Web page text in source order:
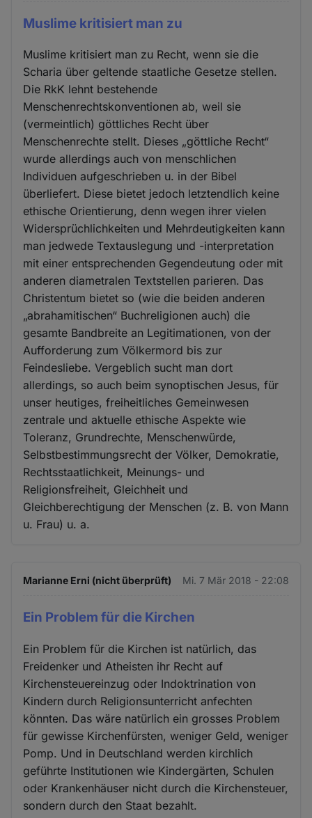
Muslime kritisiert man zu
Muslime kritisiert man zu Recht, wenn sie die
Scharia über geltende staatliche Gesetze stellen.
Die RkK lehnt bestehende
Menschenrechtskonventionen ab, weil sie
(vermeintlich) göttliches Recht über
Menschenrechte stellt. Dieses „göttliche Recht“
wurde allerdings auch von menschlichen
Individuen aufgeschrieben u. in der Bibel
überliefert. Diese bietet jedoch letztendlich keine
ethische Orientierung, denn wegen ihrer vielen
Widersprüchlichkeiten und Mehrdeutigkeiten kann
man jedwede Textauslegung und -interpretation
mit einer entsprechenden Gegendeutung oder mit
anderen diametralen Textstellen parieren. Das
Christentum bietet so (wie die beiden anderen
„abrahamitischen“ Buchreligionen auch) die
gesamte Bandbreite an Legitimationen, von der
Aufforderung zum Völkermord bis zur
Feindesliebe. Vergeblich sucht man dort
allerdings, so auch beim synoptischen Jesus, für
unser heutiges, freiheitliches Gemeinwesen
zentrale und aktuelle ethische Aspekte wie
Toleranz, Grundrechte, Menschenwürde,
Selbstbestimmungsrecht der Völker, Demokratie,
Rechtsstaatlichkeit, Meinungs- und
Religionsfreiheit, Gleichheit und
Gleichberechtigung der Menschen (z. B. von Mann
u. Frau) u. a.
Marianne Erni (nicht überprüft) Mi. 7 Mär 2018 - 22:08
Ein Problem für die Kirchen
Ein Problem für die Kirchen ist natürlich, das
Freidenker und Atheisten ihr Recht auf
Kirchensteuereinzug oder Indoktrination von
Kindern durch Religionsunterricht anfechten
könnten. Das wäre natürlich ein grosses Problem
für gewisse Kirchenfürsten, weniger Geld, weniger
Pomp. Und in Deutschland werden kirchlich
geführte Institutionen wie Kindergärten, Schulen
oder Krankenhäuser nicht durch die Kirchensteuer,
sondern durch den Staat bezahlt.